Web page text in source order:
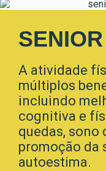
SENIOR
A atividade
múltiplos
incluindo
cognitiva e
quedas, sono
promoção da
autoestima.